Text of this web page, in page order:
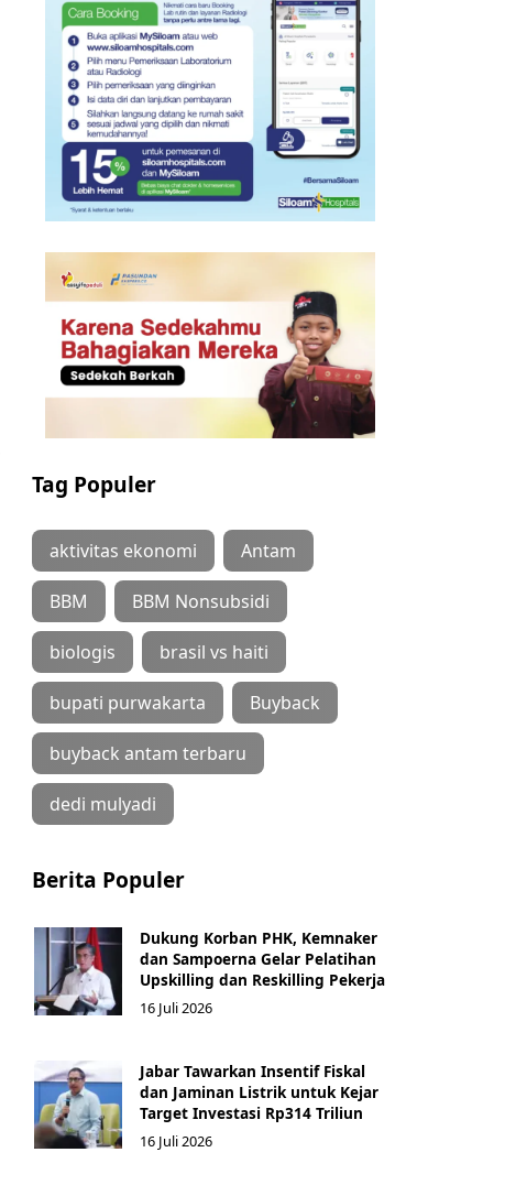
Tag Populer
aktivitas ekonomi Antam
BBM BBM Nonsubsidi
biologis brasil vs haiti
bupati purwakarta Buyback
buyback antam terbaru
dedi mulyadi
Berita Populer
Dukung Korban PHK, Kemnaker
dan Sampoerna Gelar Pelatihan
Upskilling dan Reskilling Pekerja
16 Juli 2026
Jabar Tawarkan Insentif Fiskal
dan Jaminan Listrik untuk Kejar
Target Investasi Rp314 Triliun
16 Juli 2026